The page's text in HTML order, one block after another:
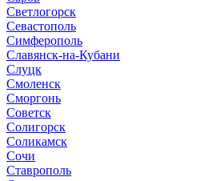
Светлогорск
Севастополь
Симферополь
Славянск-на-Кубани
Слуцк
Смоленск
Сморгонь
Советск
Солигорск
Соликамск
Сочи
Ставрополь